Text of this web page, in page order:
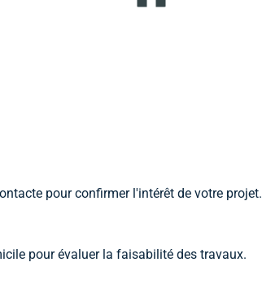
pour confirmer l'intérêt de votre projet.
pour évaluer la faisabilité des travaux.